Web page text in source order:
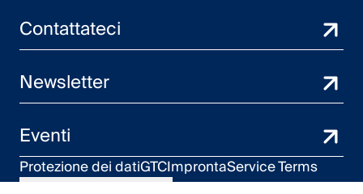
Contattateci
Newsletter
Eventi
Protezione dei datiGTCImprontaService Terms